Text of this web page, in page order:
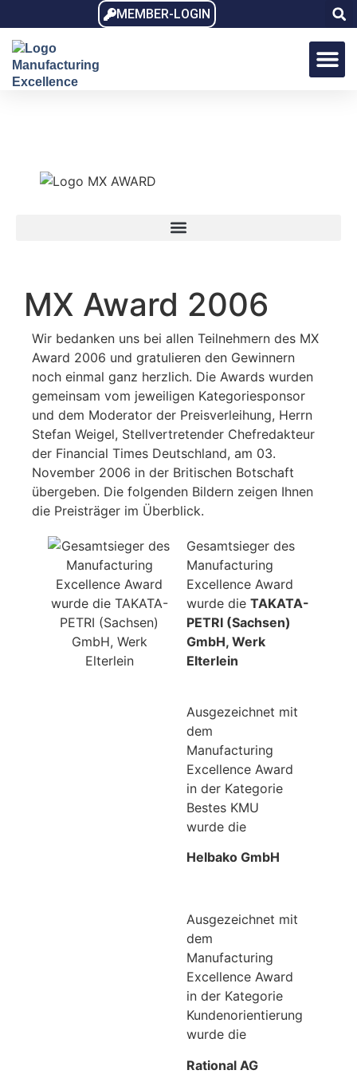
MEMBER-LOGIN
MX Award 2006
Wir bedanken uns bei allen Teilnehmern des MX
Award 2006 und gratulieren den Gewinnern
noch einmal ganz herzlich. Die Awards wurden
gemeinsam vom jeweiligen Kategoriesponsor
und dem Moderator der Preisverleihung, Herrn
Stefan Weigel, Stellvertretender Chefredakteur
der Financial Times Deutschland, am 03.
November 2006 in der Britischen Botschaft
übergeben. Die folgenden Bildern zeigen Ihnen
die Preisträger im Überblick.
Gesamtsieger des
Manufacturing
Excellence Award
wurde die TAKATA-
PETRI (Sachsen)
GmbH, Werk
Elterlein
Ausgezeichnet mit
dem
Manufacturing
Excellence Award
in der Kategorie
Bestes KMU
wurde die
Helbako GmbH
Ausgezeichnet mit
dem
Manufacturing
Excellence Award
in der Kategorie
Kundenorientierung
wurde die
Rational AG